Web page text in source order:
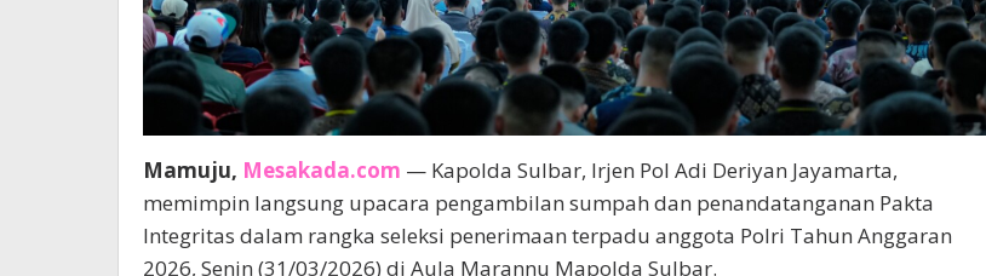
Mamuju, Mesakada.com — Kapolda Sulbar, Irjen Pol Adi Deriyan Jayamarta,
memimpin langsung upacara pengambilan sumpah dan penandatanganan Pakta
Integritas dalam rangka seleksi penerimaan terpadu anggota Polri Tahun Anggaran
2026, Senin (31/03/2026) di Aula Marannu Mapolda Sulbar.